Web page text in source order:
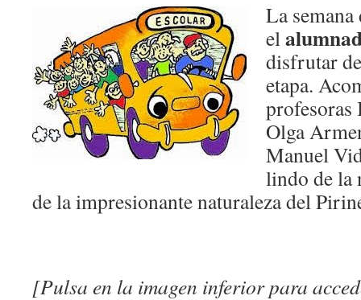
La
el
disfrutar
etapa.
profesoras
Olga
Manuel
lindo de la
de la impresionante naturaleza del
[Pulsa en la imagen inferior para